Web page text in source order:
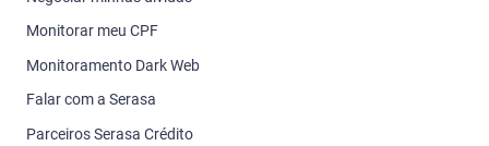
Monitorar meu CPF
Monitoramento Dark Web
Falar com a Serasa
Parceiros Serasa Crédito